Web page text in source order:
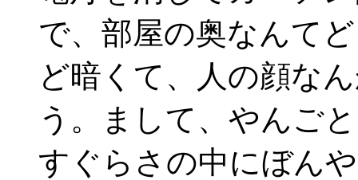
で、部屋の奥なんて
ど暗くて、人の顔な
う。まして、やんご
すぐらさの中にぼん